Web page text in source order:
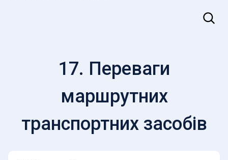
Пошук
17. Переваги
маршрутних
транспортних засобів